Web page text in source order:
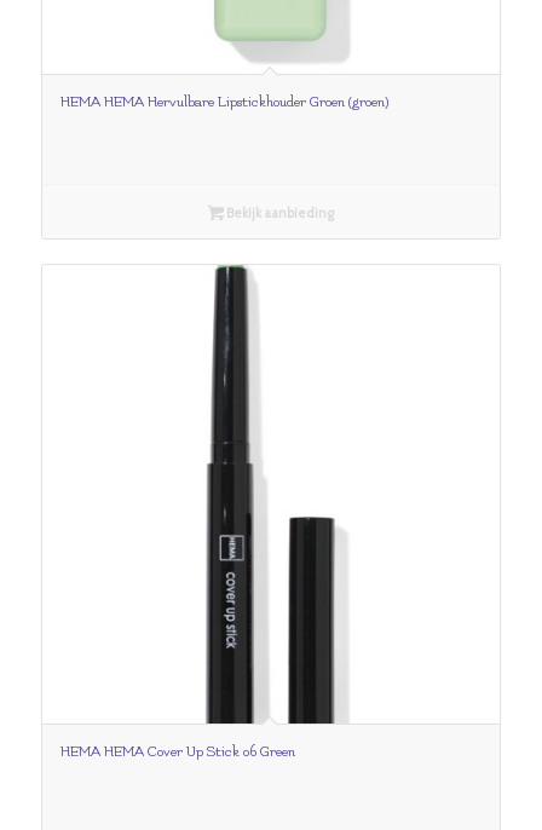
HEMA HEMA Hervulbare Lipstickhouder Groen (groen)
Bekijk aanbieding
HEMA HEMA Cover Up Stick 06 Green